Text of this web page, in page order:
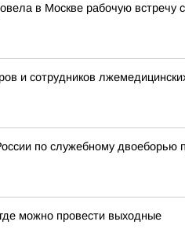
в Москве рабочую
и сотрудников
по служебному двоеборью
можно провести выходные